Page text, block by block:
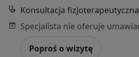
Konsultacja fizjoterapeutyczna
Poproś o wizytę